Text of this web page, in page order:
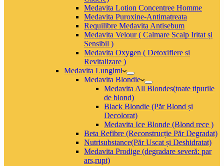
Medavita Lotion Concentree Homme
Medavita Puroxine-Antimatreata
Requilibre Medavita Antisebum
Medavita Velour ( Calmare Scalp Iritat și
Sensibil )
Medavita Oxygen ( Detoxifiere si
Revitalizare )
Medavita Lungimi
Medavita Blondie
Medavita All Blondes(toate tipurile
de blond)
Black Blondie (Păr Blond și
Decolorat)
Medavita Ice Blonde (Blond rece )
Beta Refibre (Reconstrucție Păr Degradat)
Nutrisubstance(Păr Uscat și Deshidratat)
Medavita Prodige (degradare severă: par
ars,rupt)